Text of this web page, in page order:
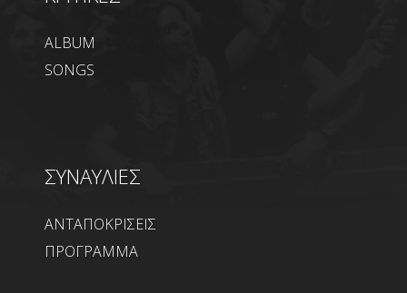
ALBUM
SONGS
ΣΥΝΑΥΛΙΕΣ
ΑΝΤΑΠΟΚΡΙΣΕΙΣ
ΠΡΟΓΡΑΜΜΑ